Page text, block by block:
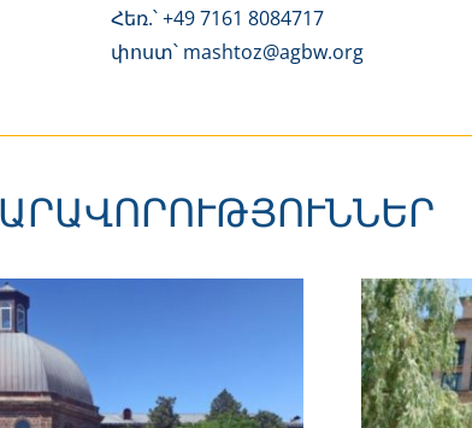
Հեռ.՝ +49 7161 8084717
փոստ՝ mashtoz@agbw.org